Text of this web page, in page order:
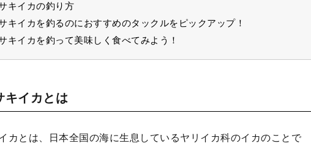
キイカの釣り方
キイカを釣るのにおすすめのタックルをピックアップ！
キイカを釣って美味しく食べてみよう！
キイカとは
カとは、日本全国の海に生息しているヤリイカ科のイカのことで